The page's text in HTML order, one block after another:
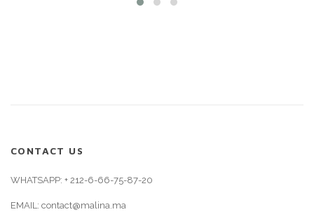
CONTACT US
WHATSAPP: + 212-6-66-75-87-20
EMAIL: contact@malina.ma